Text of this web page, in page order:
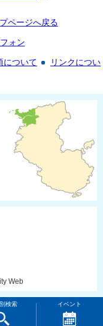
プページへ戻る
ォン
について
リンクについ
検索 イベント
Web